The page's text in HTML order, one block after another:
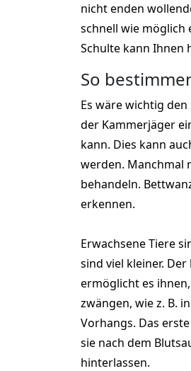
nicht enden
schnell wie möglich
Schulte kann Ihnen
So
Es wäre wichtig
der Kammerjäger
kann. Dies kann
werden. Manchmal
behandeln.
erkennen.
Erwachsene Tiere
sind viel kleiner.
ermöglicht es
zwängen, wie z. B.
Vorhangs. Das
sie nach dem
hinterlassen.